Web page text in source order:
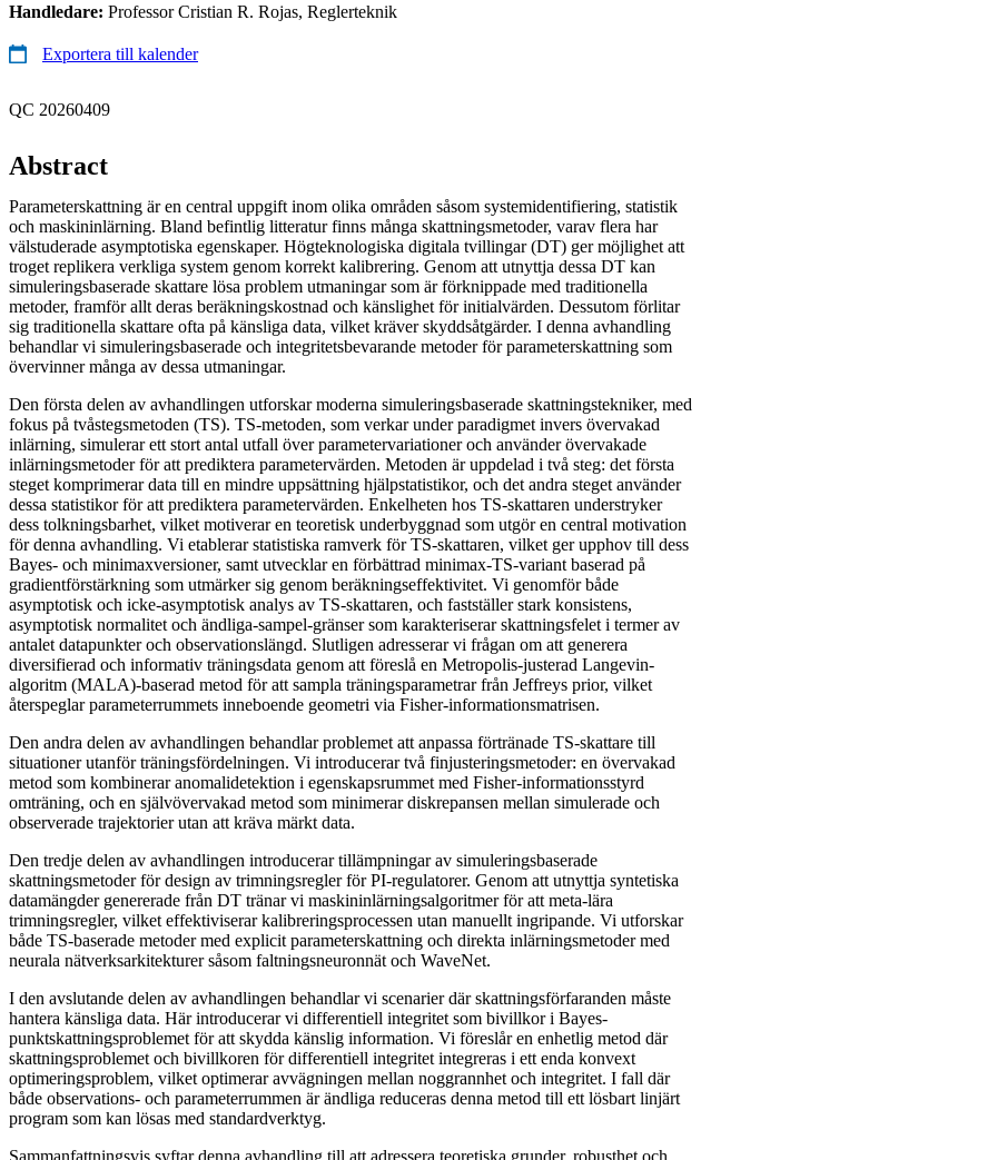
Handledare: Professor Cristian R. Rojas, Reglerteknik
Exportera till kalender
QC 20260409
Abstract
Parameterskattning är en central uppgift inom olika områden såsom systemidentifiering, statistik
och maskininlärning. Bland befintlig litteratur finns många skattningsmetoder, varav flera har
välstuderade asymptotiska egenskaper. Högteknologiska digitala tvillingar (DT) ger möjlighet att
troget replikera verkliga system genom korrekt kalibrering. Genom att utnyttja dessa DT kan
simuleringsbaserade skattare lösa problem utmaningar som är förknippade med traditionella
metoder, framför allt deras beräkningskostnad och känslighet för initialvärden. Dessutom förlitar
sig traditionella skattare ofta på känsliga data, vilket kräver skyddsåtgärder. I denna avhandling
behandlar vi simuleringsbaserade och integritetsbevarande metoder för parameterskattning som
övervinner många av dessa utmaningar.
Den första delen av avhandlingen utforskar moderna simuleringsbaserade skattningstekniker, med
fokus på tvåstegsmetoden (TS). TS-metoden, som verkar under paradigmet invers övervakad
inlärning, simulerar ett stort antal utfall över parametervariationer och använder övervakade
inlärningsmetoder för att prediktera parametervärden. Metoden är uppdelad i två steg: det första
steget komprimerar data till en mindre uppsättning hjälpstatistikor, och det andra steget använder
dessa statistikor för att prediktera parametervärden. Enkelheten hos TS-skattaren understryker
dess tolkningsbarhet, vilket motiverar en teoretisk underbyggnad som utgör en central motivation
för denna avhandling. Vi etablerar statistiska ramverk för TS-skattaren, vilket ger upphov till dess
Bayes- och minimaxversioner, samt utvecklar en förbättrad minimax-TS-variant baserad på
gradientförstärkning som utmärker sig genom beräkningseffektivitet. Vi genomför både
asymptotisk och icke-asymptotisk analys av TS-skattaren, och fastställer stark konsistens,
asymptotisk normalitet och ändliga-sampel-gränser som karakteriserar skattningsfelet i termer av
antalet datapunkter och observationslängd. Slutligen adresserar vi frågan om att generera
diversifierad och informativ träningsdata genom att föreslå en Metropolis-justerad Langevin-
algoritm (MALA)-baserad metod för att sampla träningsparametrar från Jeffreys prior, vilket
återspeglar parameterrummets inneboende geometri via Fisher-informationsmatrisen.
Den andra delen av avhandlingen behandlar problemet att anpassa förtränade TS-skattare till
situationer utanför träningsfördelningen. Vi introducerar två finjusteringsmetoder: en övervakad
metod som kombinerar anomalidetektion i egenskapsrummet med Fisher-informationsstyrd
omträning, och en självövervakad metod som minimerar diskrepansen mellan simulerade och
observerade trajektorier utan att kräva märkt data.
Den tredje delen av avhandlingen introducerar tillämpningar av simuleringsbaserade
skattningsmetoder för design av trimningsregler för PI-regulatorer. Genom att utnyttja syntetiska
datamängder genererade från DT tränar vi maskininlärningsalgoritmer för att meta-lära
trimningsregler, vilket effektiviserar kalibreringsprocessen utan manuellt ingripande. Vi utforskar
både TS-baserade metoder med explicit parameterskattning och direkta inlärningsmetoder med
neurala nätverksarkitekturer såsom faltningsneuronnät och WaveNet.
I den avslutande delen av avhandlingen behandlar vi scenarier där skattningsförfaranden måste
hantera känsliga data. Här introducerar vi differentiell integritet som bivillkor i Bayes-
punktskattningsproblemet för att skydda känslig information. Vi föreslår en enhetlig metod där
skattningsproblemet och bivillkoren för differentiell integritet integreras i ett enda konvext
optimeringsproblem, vilket optimerar avvägningen mellan noggrannhet och integritet. I fall där
både observations- och parameterrummen är ändliga reduceras denna metod till ett lösbart linjärt
program som kan lösas med standardverktyg.
Sammanfattningsvis syftar denna avhandling till att adressera teoretiska grunder, robusthet och